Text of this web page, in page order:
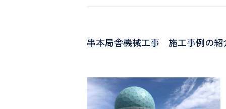
串本局舎機械工事 施工事例の紹